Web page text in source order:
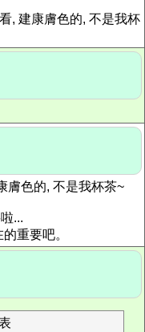
, 建康膚色的, 不是我杯
膚色的, 不是我杯茶~
...
重要吧。